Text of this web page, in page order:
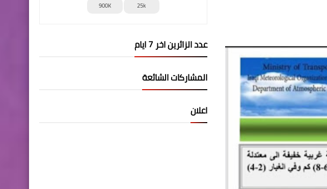
25k
900K
عدد الزائرين اخر 7 ايام
المشاركات الشائعة
اعلان